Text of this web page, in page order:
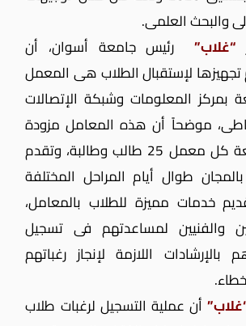
والبحث العلمى.
“غلاب”رئيس جامعة أسوان، أن
تجهيزها لإستقبال الطلاب هى المعمل
بمركز المعلومات وشبكة الإتصالات
موضحاً أن هذه المعامل مزودة
بالأجهزة وأن سعة كل معمل 25 طالب وطالبة، وتقدم
طوال أيام المراحل المختلفة
خدمات مميزة للطلاب بالمعامل،
والفنيين لمساعدتهم فى تسجيل
بالإرشادات اللازمة لإنجاز رغباتهم
أن عملية التسجيل لرغبات طلاب